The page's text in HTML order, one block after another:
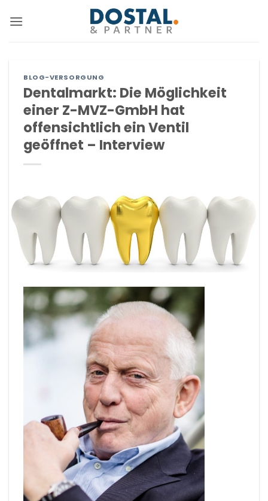
Inhalt
BLOG-VERSORGUNG
Dentalmarkt: Die Möglichkeit
einer Z-MVZ-GmbH hat
offensichtlich ein Ventil
geöffnet – Interview